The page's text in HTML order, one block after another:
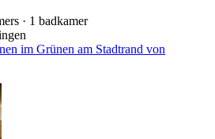
· 1 badkamer
im Grünen am Stadtrand von